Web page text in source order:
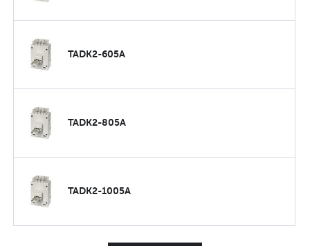
TADK2-605A
TADK2-805A
TADK2-1005A